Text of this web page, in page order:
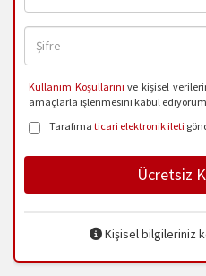
Kullanım Koşullarını ve kişisel
amaçlarla işlenmesini kabul
Tarafıma ticari elektronik ileti
Ücretsiz
Kişisel bilgileriniz